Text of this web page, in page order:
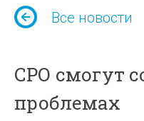
Все новости
СРО смогут
проблемах